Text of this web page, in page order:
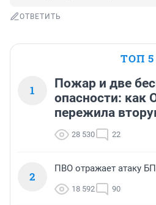
ОТВЕТИТЬ
ТОП 5
1
Пожар и две
опасности: как
пережила
28 530 22
2
ПВО отражает атаку
18 592 90